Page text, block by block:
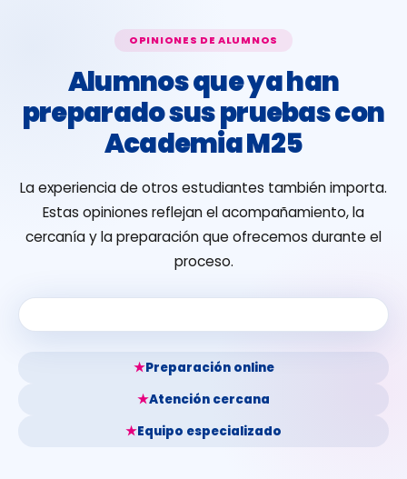
OPINIONES DE ALUMNOS
Alumnos que ya han
preparado sus pruebas con
Academia M25
La experiencia de otros estudiantes también importa.
Estas opiniones reflejan el acompañamiento, la
cercanía y la preparación que ofrecemos durante el
proceso.
★Preparación online
★Atención cercana
★Equipo especializado